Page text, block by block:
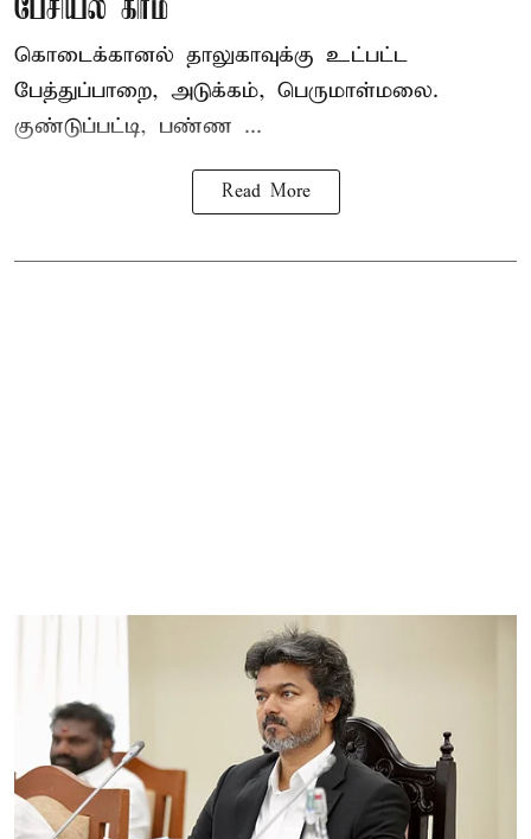
பேசியல் கிரீம்
கொடைக்கானல் தாலுகாவுக்கு உட்பட்ட
பேத்துப்பாறை, அடுக்கம், பெருமாள்மலை.
குண்டுப்பட்டி, பண்ண ...
Read More